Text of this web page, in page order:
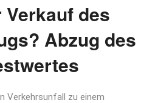
des
Abzug des
Verkehrsunfall zu einem